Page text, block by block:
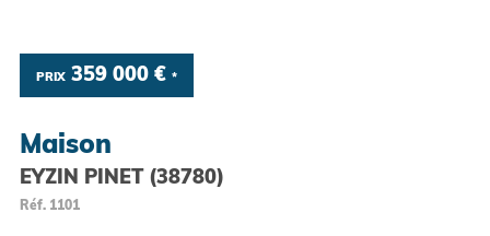
PRIX359 000 € *
Maison
EYZIN PINET (38780)
Réf. 1101